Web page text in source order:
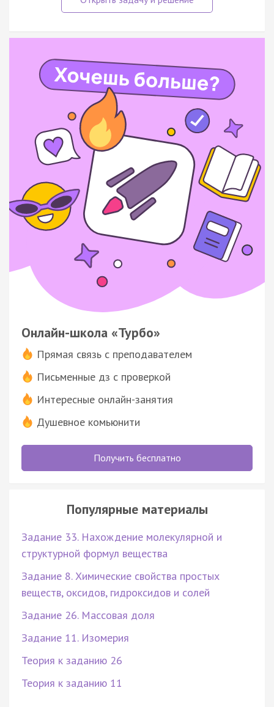
Онлайн-школа «Турбо»
Прямая связь с преподавателем
Письменные дз с проверкой
Интересные онлайн-занятия
Душевное комьюнити
Получить бесплатно
Популярные материалы
Задание 33. Нахождение молекулярной и
структурной формул вещества
Задание 8. Химические свойства простых
веществ, оксидов, гидроксидов и солей
Задание 26. Массовая доля
Задание 11. Изомерия
Теория к заданию 26
Теория к заданию 11